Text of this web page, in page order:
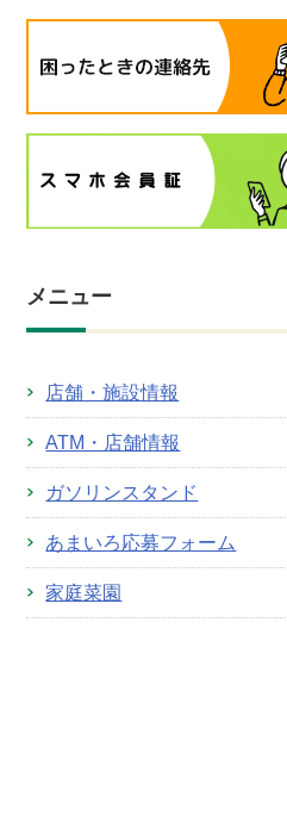
メニュー
店舗・施設情報
ATM・店舗情報
ガソリンスタンド
あまいろ応募フォーム
家庭菜園